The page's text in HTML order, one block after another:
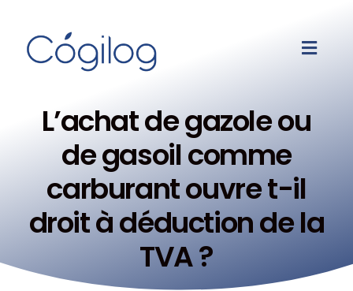
L’achat de gazole ou
de gasoil comme
carburant ouvre t-il
droit à déduction de la
TVA ?